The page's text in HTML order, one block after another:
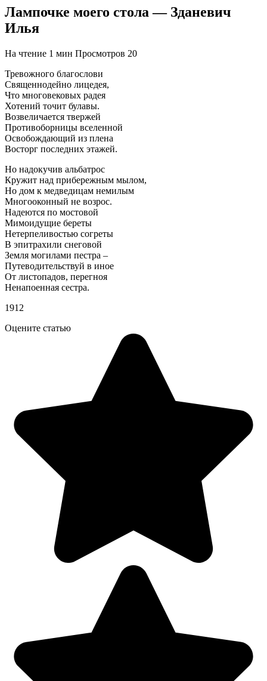
Лампочке моего стола — Зданевич
Илья
На чтение 1 мин Просмотров 20
Тревожного благослови
Священнодейно лицедея,
Что многовековых радея
Хотений точит булавы.
Возвеличается твержей
Противоборницы вселенной
Освобождающий из плена
Восторг последних этажей.
Но надокучив альбатрос
Кружит над прибережным мылом,
Но дом к медведицам немилым
Многооконный не возрос.
Надеются по мостовой
Мимоидущие береты
Нетерпеливостью согреты
В эпитрахили снеговой
Земля могилами пестра –
Путеводительствуй в иное
От листопадов, перегноя
Ненапоенная сестра.
1912
Оцените статью